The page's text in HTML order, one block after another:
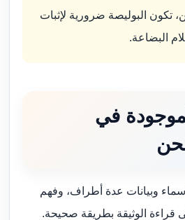
تكون البوليصة ضرورية لإثبات
البضاعة.
في
وبيانات عدة أطراف، وفهم
قراءة الوثيقة بطريقة صحيحة.